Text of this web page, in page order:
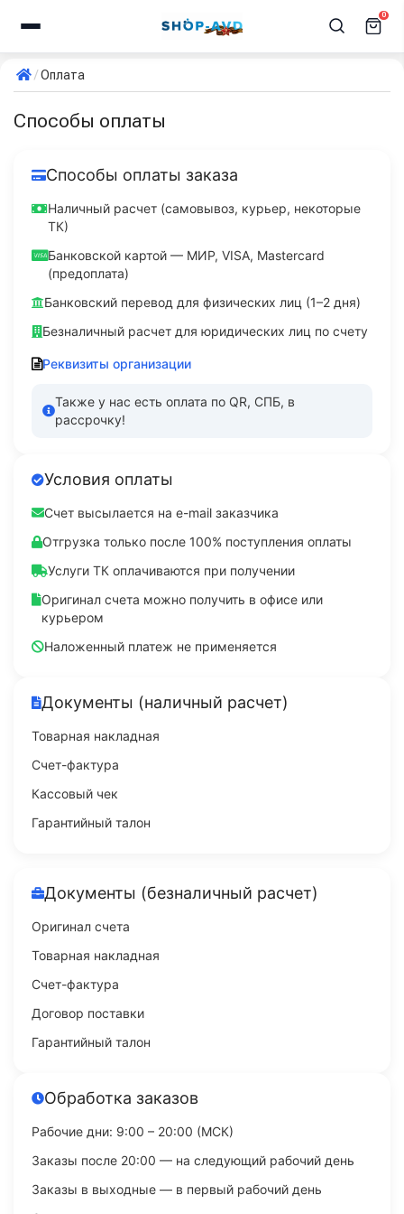
0
Оплата
Способы оплаты
Способы оплаты заказа
Наличный расчет (самовывоз, курьер, некоторые
ТК)
Банковской картой — МИР, VISA, Mastercard
(предоплата)
Банковский перевод для физических лиц (1–2 дня)
Безналичный расчет для юридических лиц по счету
Реквизиты организации
Также у нас есть оплата по QR, СПБ, в
рассрочку!
Условия оплаты
Счет высылается на e-mail заказчика
Отгрузка только после 100% поступления оплаты
Услуги ТК оплачиваются при получении
Оригинал счета можно получить в офисе или
курьером
Наложенный платеж не применяется
Документы (наличный расчет)
Товарная накладная
Счет-фактура
Кассовый чек
Гарантийный талон
Документы (безналичный расчет)
Оригинал счета
Товарная накладная
Счет-фактура
Договор поставки
Гарантийный талон
Обработка заказов
Рабочие дни: 9:00 – 20:00 (МСК)
Заказы после 20:00 — на следующий рабочий день
Заказы в выходные — в первый рабочий день